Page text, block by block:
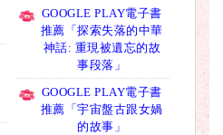
GOOGLE PLAY電子書
推薦「探索失落的中華
神話: 重現被遺忘的故
事段落」
GOOGLE PLAY電子書
推薦「宇宙盤古跟女媧
的故事」